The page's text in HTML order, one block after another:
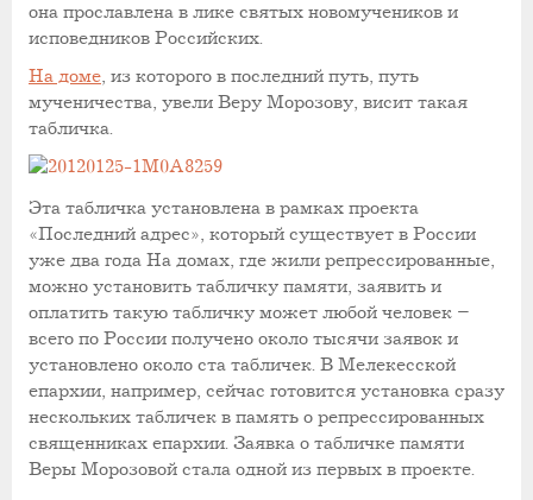
она прославлена в лике святых новомучеников и
исповедников Российских.
На доме, из которого в последний путь, путь
мученичества, увели Веру Морозову, висит такая
табличка.
Эта табличка установлена в рамках проекта
«Последний адрес», который существует в России
уже два года На домах, где жили репрессированные,
можно установить табличку памяти, заявить и
оплатить такую табличку может любой человек –
всего по России получено около тысячи заявок и
установлено около ста табличек. В Мелекесской
епархии, например, сейчас готовится установка сразу
нескольких табличек в память о репрессированных
священниках епархии. Заявка о табличке памяти
Веры Морозовой стала одной из первых в проекте.